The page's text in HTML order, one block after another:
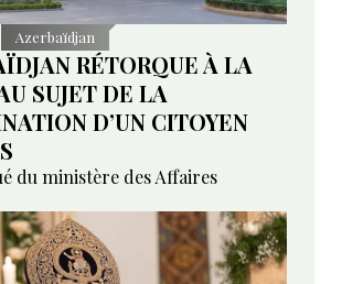
Azerbaïdjan
RÉTORQUE À LA
SUJET DE LA
D’UN CITOYEN
du ministère des Affaires